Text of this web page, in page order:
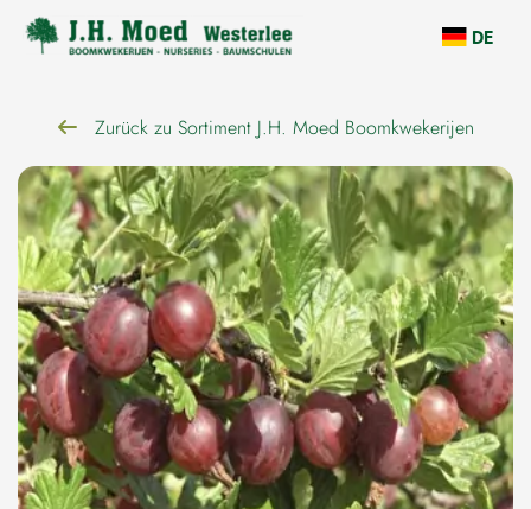
überspringen
DE
Zurück zu Sortiment J.H. Moed Boomkwekerijen